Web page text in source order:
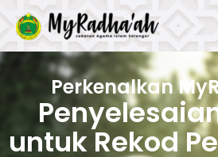
Perkenalkan
untuk Rekod